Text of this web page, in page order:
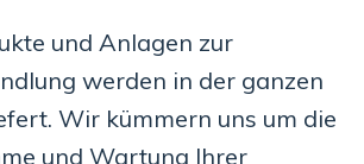
und Anlagen zur
werden in der ganzen
Wir kümmern uns um die
und Wartung Ihrer